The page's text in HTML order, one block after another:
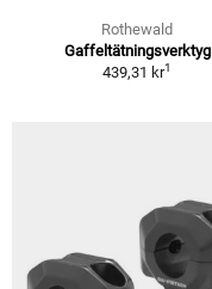
Rothewald
Gaffeltätningsverktyg
439,31 kr1